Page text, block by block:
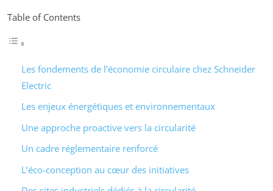
Table of Contents
Les fondements de l’économie circulaire chez Schneider
Electric
Les enjeux énergétiques et environnementaux
Une approche proactive vers la circularité
Un cadre réglementaire renforcé
L’éco-conception au cœur des initiatives